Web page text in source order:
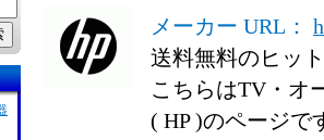
メーカー URL：
送料無料のヒッ
こちらはTV・オ
( HP )のページで